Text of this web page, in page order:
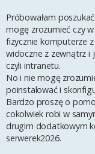
Próbowałam
mogę zrozumieć czy
fizycznie komputerze
widoczne z zewnątrz i
czyli intranetu.
No i nie mogę
poinstalować i
Bardzo proszę o
cokolwiek robi w
drugim dodatkowym
serwerek2026.